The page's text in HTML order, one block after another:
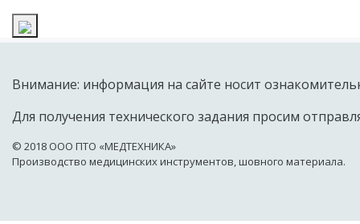
Внимание: информация на сайте носит
Для получения технического задания просим
© 2018 OOO ПТО «МЕДТЕХНИКА»
Производство медицинских инструментов, шовного материала.